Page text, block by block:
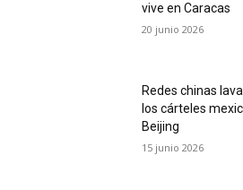
vive en Caracas
20 junio 2026
Redes chinas
los cárteles
Beijing
15 junio 2026